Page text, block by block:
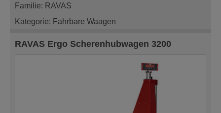
Familie: RAVAS
Kategorie: Fahrbare Waagen
RAVAS Ergo Scherenhubwagen 3200